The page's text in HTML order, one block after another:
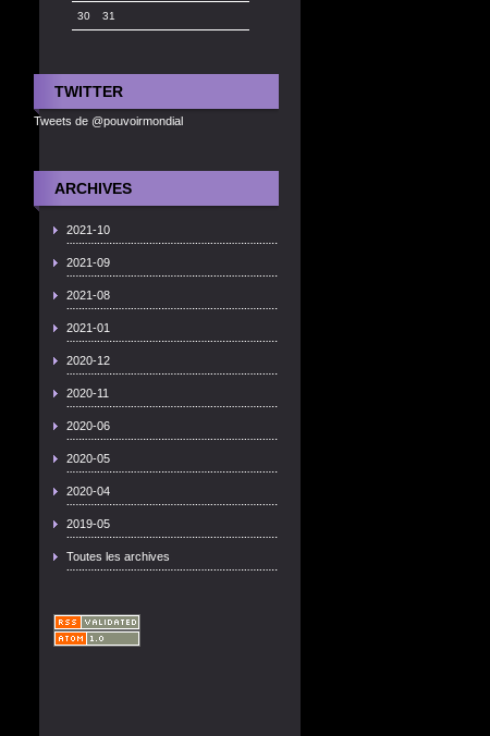
30 31
TWITTER
Tweets de @pouvoirmondial
ARCHIVES
2021-10
2021-09
2021-08
2021-01
2020-12
2020-11
2020-06
2020-05
2020-04
2019-05
Toutes les archives